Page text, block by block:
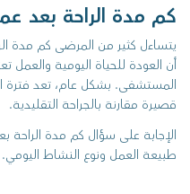
كم مدة الراحة بعد
يتساءل كثير من المرضى كم مدة
أن العودة للحياة اليومية والعمل
المستشفى. بشكل عام، تعد فترة
قصيرة مقارنة بالجراحة التقليدية.
الإجابة على سؤال كم مدة الراحة
طبيعة العمل ونوع النشاط